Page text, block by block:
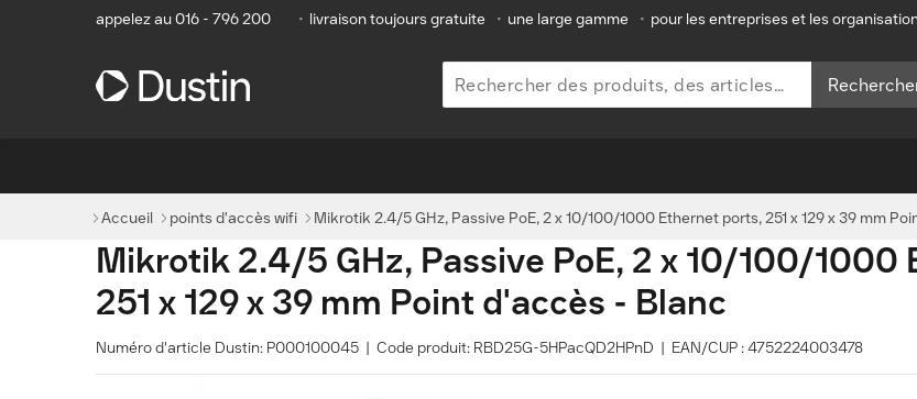
appelez au 016 - 796 200 • livraison toujours gratuite • une large gamme • pour les entreprises et les
Accueil points d'accès wifi Mikrotik 2.4/5 GHz, Passive PoE, 2 x 10/100/1000 Ethernet ports, 251 x 129 x 39 mm
Mikrotik 2.4/5 GHz, Passive PoE, 2 x 10/100/1000
251 x 129 x 39 mm Point d'accès - Blanc
Numéro d'article Dustin: P000100045 | Code produit: RBD25G-5HPacQD2HPnD | EAN/CUP : 4752224003478